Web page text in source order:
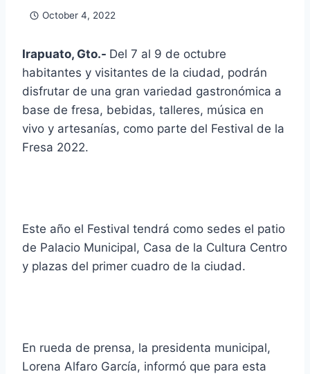
October 4, 2022
Irapuato, Gto.- Del 7 al 9 de octubre
habitantes y visitantes de la ciudad, podrán
disfrutar de una gran variedad gastronómica a
base de fresa, bebidas, talleres, música en
vivo y artesanías, como parte del Festival de la
Fresa 2022.
Este año el Festival tendrá como sedes el patio
de Palacio Municipal, Casa de la Cultura Centro
y plazas del primer cuadro de la ciudad.
En rueda de prensa, la presidenta municipal,
Lorena Alfaro García, informó que para esta